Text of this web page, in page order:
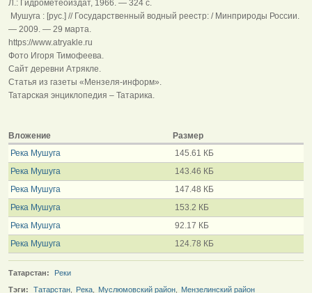
Л.: Гидрометеоиздат, 1966. — 324 с.
Мушуга : [рус.] // Государственный водный реестр: / Минприроды России.
— 2009. — 29 марта.
https://www.atryakle.ru
Фото Игоря Тимофеева.
Сайт деревни Атрякле.
Статья из газеты «Мензеля-информ».
Татарская энциклопедия – Татарика.
Вложение
Размер
Река Мушуга
145.61 КБ
Река Мушуга
143.46 КБ
Река Мушуга
147.48 КБ
Река Мушуга
153.2 КБ
Река Мушуга
92.17 КБ
Река Мушуга
124.78 КБ
Татарстан:
Реки
Тэги:
Татарстан Река Муслюмовский район Мензелинский район